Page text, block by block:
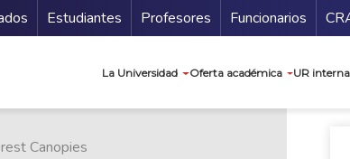
Estudiantes Profesores Funcionarios
La Universidad Oferta académica UR
Canopies